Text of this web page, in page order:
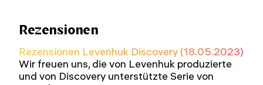
Rezensionen
Rezensionen Levenhuk Discovery (18.05.2023)
Wir freuen uns, die von Levenhuk produzierte
und von Discovery unterstützte Serie von